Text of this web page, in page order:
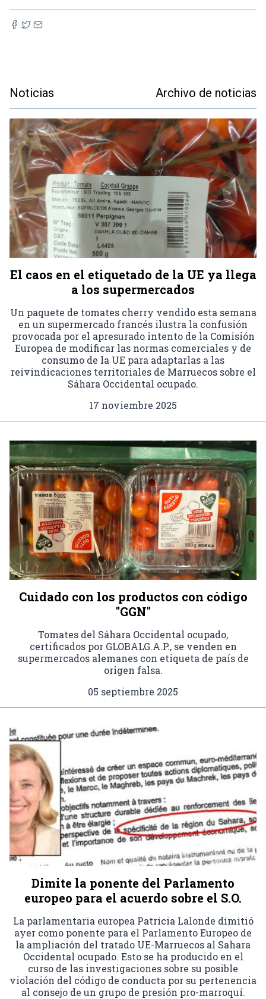
Noticias Archivo de noticias
El caos en el etiquetado de la UE ya llega
a los supermercados
Un paquete de tomates cherry vendido esta semana
en un supermercado francés ilustra la confusión
provocada por el apresurado intento de la Comisión
Europea de modificar las normas comerciales y de
consumo de la UE para adaptarlas a las
reivindicaciones territoriales de Marruecos sobre el
Sáhara Occidental ocupado.
17 noviembre 2025
Cuidado con los productos con código
"GGN"
Tomates del Sáhara Occidental ocupado,
certificados por GLOBALG.A.P., se venden en
supermercados alemanes con etiqueta de país de
origen falsa.
05 septiembre 2025
Dimite la ponente del Parlamento
europeo para el acuerdo sobre el S.O.
La parlamentaria europea Patricia Lalonde dimitió
ayer como ponente para el Parlamento Europeo de
la ampliación del tratado UE-Marruecos al Sahara
Occidental ocupado. Esto se ha producido en el
curso de las investigaciones sobre su posible
violación del código de conducta por su pertenencia
al consejo de un grupo de presión pro-marroquí.